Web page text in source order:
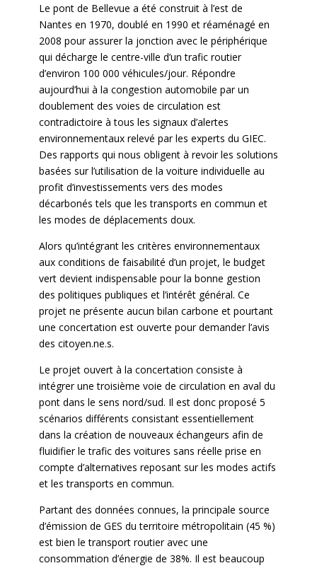
Le pont de Bellevue a été construit à l’est de
Nantes en 1970, doublé en 1990 et réaménagé en
2008 pour assurer la jonction avec le périphérique
qui décharge le centre-ville d’un trafic routier
d’environ 100 000 véhicules/jour. Répondre
aujourd’hui à la congestion automobile par un
doublement des voies de circulation est
contradictoire à tous les signaux d’alertes
environnementaux relevé par les experts du GIEC.
Des rapports qui nous obligent à revoir les solutions
basées sur l’utilisation de la voiture individuelle au
profit d’investissements vers des modes
décarbonés tels que les transports en commun et
les modes de déplacements doux.
Alors qu’intégrant les critères environnementaux
aux conditions de faisabilité d’un projet, le budget
vert devient indispensable pour la bonne gestion
des politiques publiques et l’intérêt général. Ce
projet ne présente aucun bilan carbone et pourtant
une concertation est ouverte pour demander l’avis
des citoyen.ne.s.
Le projet ouvert à la concertation consiste à
intégrer une troisième voie de circulation en aval du
pont dans le sens nord/sud. Il est donc proposé 5
scénarios différents consistant essentiellement
dans la création de nouveaux échangeurs afin de
fluidifier le trafic des voitures sans réelle prise en
compte d’alternatives reposant sur les modes actifs
et les transports en commun.
Partant des données connues, la principale source
d’émission de GES du territoire métropolitain (45 %)
est bien le transport routier avec une
consommation d’énergie de 38%. Il est beaucoup